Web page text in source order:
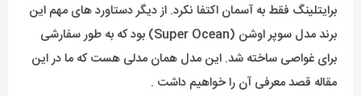
برایتلینگ فقط به آسمان اکتفا نکرد. از دیگر دستاورد های مهم این
برند مدل سوپر اوشن (Super Ocean) بود که به طور سفارشی
برای غواصی ساخته شد. این مدل همان مدلی هست که ما در این
مقاله قصد معرفی آن را خواهیم داشت .